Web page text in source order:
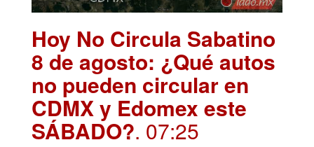
Hoy No Circula Sabatino
8 de agosto: ¿Qué autos
no pueden circular en
CDMX y Edomex este
SÁBADO?. 07:25